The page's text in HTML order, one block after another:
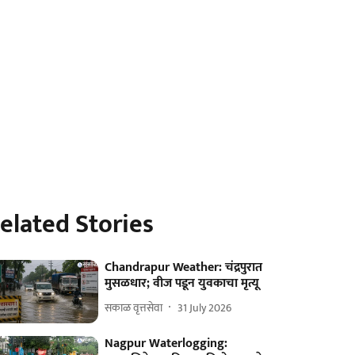
Stories
Chandrapur Weather: चंद्रपुरात
मुसळधार; वीज पडून युवकाचा मृत्यू
सकाळ वृत्तसेवा 31 July 2026
Nagpur Waterlogging: